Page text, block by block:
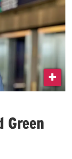
Green